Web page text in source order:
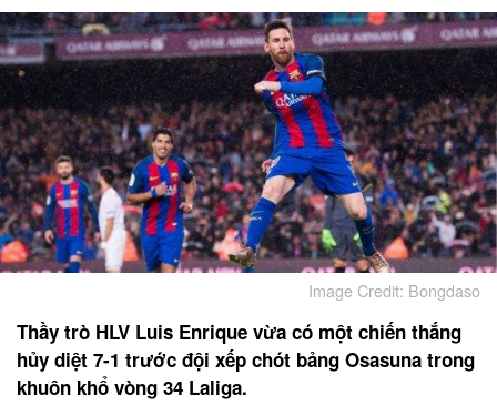
Image Credit: Bongdaso
Thầy trò HLV Luis Enrique vừa có một chiến thắng
hủy diệt 7-1 trước đội xếp chót bảng Osasuna trong
khuôn khổ vòng 34 Laliga.